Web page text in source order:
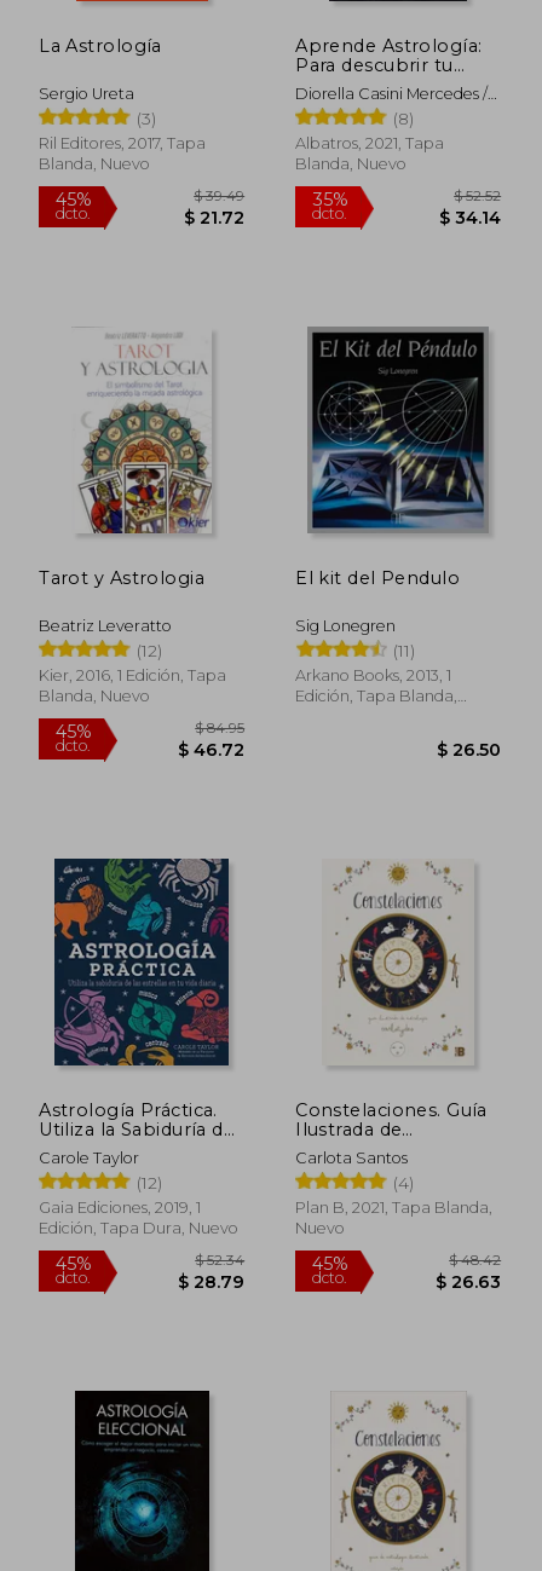
La Astrología
Sergio Ureta
(3)
Ril Editores, 2017, Tapa
Blanda, Nuevo
45%
Aprende Astrología:
Para descubrir tu
carta astral
Diorella Casini Mercedes /
Pugliese
(8)
Albatros, 2021, Tapa
Blanda, Nuevo
35%
Tarot y Astrologia
Beatriz Leveratto
(12)
Kier, 2016, 1 Edición, Tapa
Blanda, Nuevo
45%
dcto. $ 46.72
El kit del Pendulo
Sig Lonegren
(11)
Arkano Books, 2013, 1
Edición, Tapa Blanda,
Astrología Práctica.
Utiliza la Sabiduría de
las Estrellas en tu
Vida Diaria
Carole Taylor
(12)
Gaia Ediciones, 2019, 1
Edición, Tapa Dura, Nuevo
Constelaciones. Guía
Ilustrada de
Astrología
Carlota Santos
(4)
Plan B, 2021, Tapa Blanda,
Nuevo